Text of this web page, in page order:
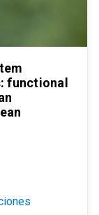
functional